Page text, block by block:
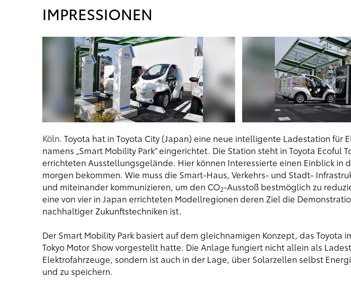
IMPRESSIONEN
Köln. Toyota hat in Toyota City (Japan) eine neue intelligente Ladestation für
namens „Smart Mobility Park“ eingerichtet. Die Station steht in Toyota Ecoful
errichteten Ausstellungsgelände. Hier können Interessierte einen Einblick in
morgen bekommen. Wie muss die Smart-Haus, Verkehrs- und Stadt-
und miteinander kommunizieren, um den CO2-Ausstoß bestmöglich zu
eine von vier in Japan errichteten Modellregionen deren Ziel die
nachhaltiger Zukunftstechniken ist.
Der Smart Mobility Park basiert auf dem gleichnamigen Konzept, das Toyota
Tokyo Motor Show vorgestellt hatte. Die Anlage fungiert nicht allein als
Elektrofahrzeuge, sondern ist auch in der Lage, über Solarzellen selbst
und zu speichern.